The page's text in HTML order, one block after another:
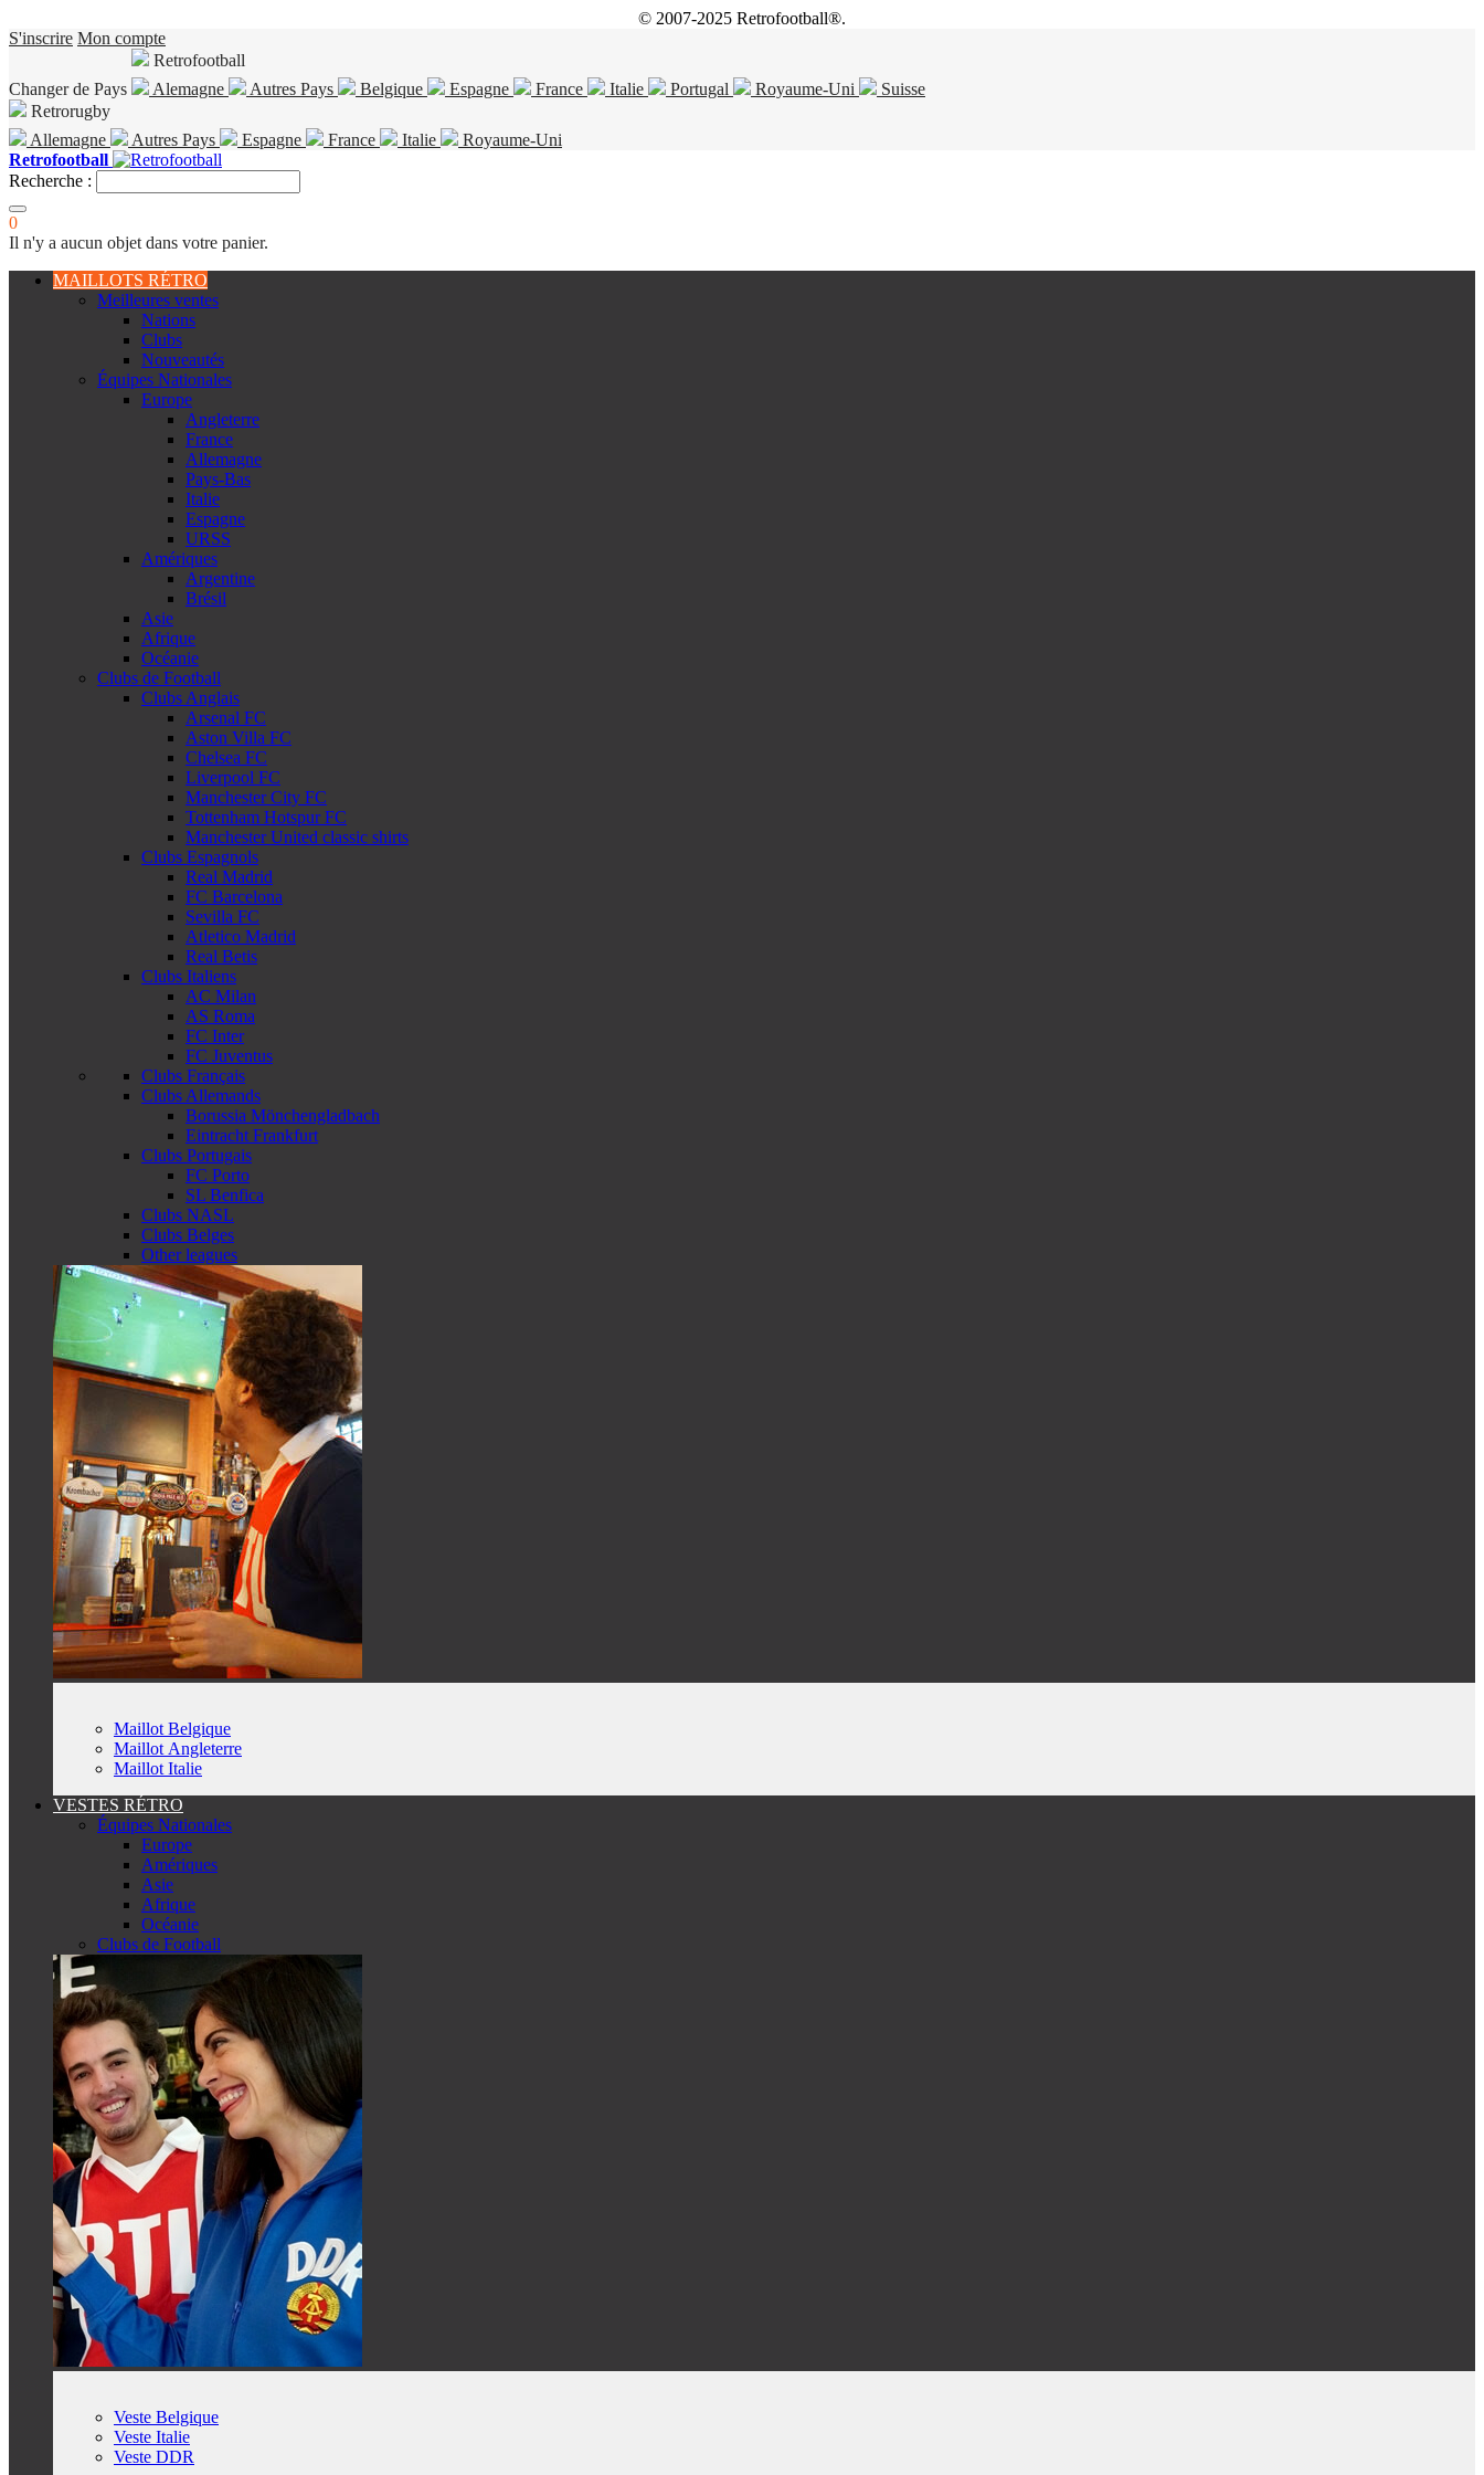
© 2007-2025 Retrofootball®.
S'inscrire Mon compte
Changer de Pays
Retrofootball
Alemagne
Autres Pays Belgique Espagne France Italie Portugal Royaume-Uni
Suisse
Retrorugby
Allemagne
Autres Pays Espagne France Italie
Royaume-Uni
Retrofootball
Recherche :
0
Il n'y a aucun objet dans votre panier.
MAILLOTS RÉTRO
Meilleures ventes
Nations
Clubs
Nouveautés
Équipes Nationales
Europe
Angleterre
France
Allemagne
Pays-Bas
Italie
Espagne
URSS
Amériques
Argentine
Brésil
Asie
Afrique
Océanie
Clubs de Football
Clubs Anglais
Arsenal FC
Aston Villa FC
Chelsea FC
Liverpool FC
Manchester City FC
Tottenham Hotspur FC
Manchester United classic shirts
Clubs Espagnols
Real Madrid
FC Barcelona
Sevilla FC
Atletico Madrid
Real Betis
Clubs Italiens
AC Milan
AS Roma
FC Inter
FC Juventus
Clubs Français
Clubs Allemands
Borussia Mönchengladbach
Eintracht Frankfurt
Clubs Portugais
FC Porto
SL Benfica
Clubs NASL
Clubs Belges
Other leagues
Maillot Belgique
Maillot Angleterre
Maillot Italie
VESTES RÉTRO
Équipes Nationales
Europe
Amériques
Asie
Afrique
Océanie
Clubs de Football
Veste Belgique
Veste Italie
Veste DDR